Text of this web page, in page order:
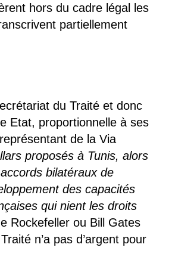
hors du cadre légal les
partiellement
du Traité et donc
Etat, proportionnelle à ses
de la Via
proposés à Tunis, alors
bilatéraux de
des capacités
qui nient les droits
Rockefeller ou Bill Gates
n’a pas d’argent pour